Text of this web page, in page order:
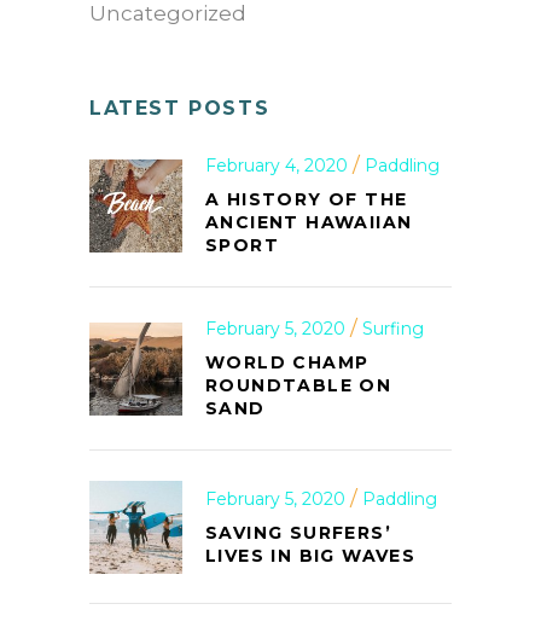
Uncategorized
LATEST POSTS
February 4, 2020
Paddling
A HISTORY OF THE
ANCIENT HAWAIIAN
SPORT
February 5, 2020
Surfing
WORLD CHAMP
ROUNDTABLE ON
SAND
February 5, 2020
Paddling
SAVING SURFERS’
LIVES IN BIG WAVES